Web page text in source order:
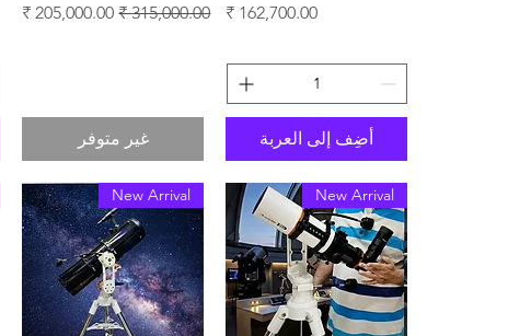
السعر
أضِف إلى العربة
سعر عادي‏315,000.00 ₹ سعر البيع
غير متوفر
New Arrival
New Arrival